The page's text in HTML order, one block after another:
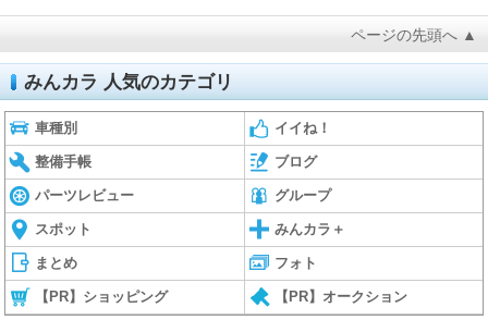
ページの先頭へ ▲
みんカラ 人気のカテゴリ
車種別 イイね！
整備手帳 ブログ
パーツレビュー グループ
スポット みんカラ＋
まとめ フォト
【PR】ショッピング 【PR】オークション